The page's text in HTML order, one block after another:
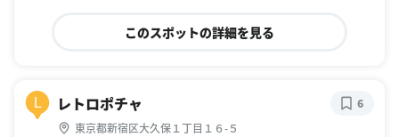
このスポットの詳細を見る
L レトロポチャ
東京都新宿区大久保１丁目１６-５
6